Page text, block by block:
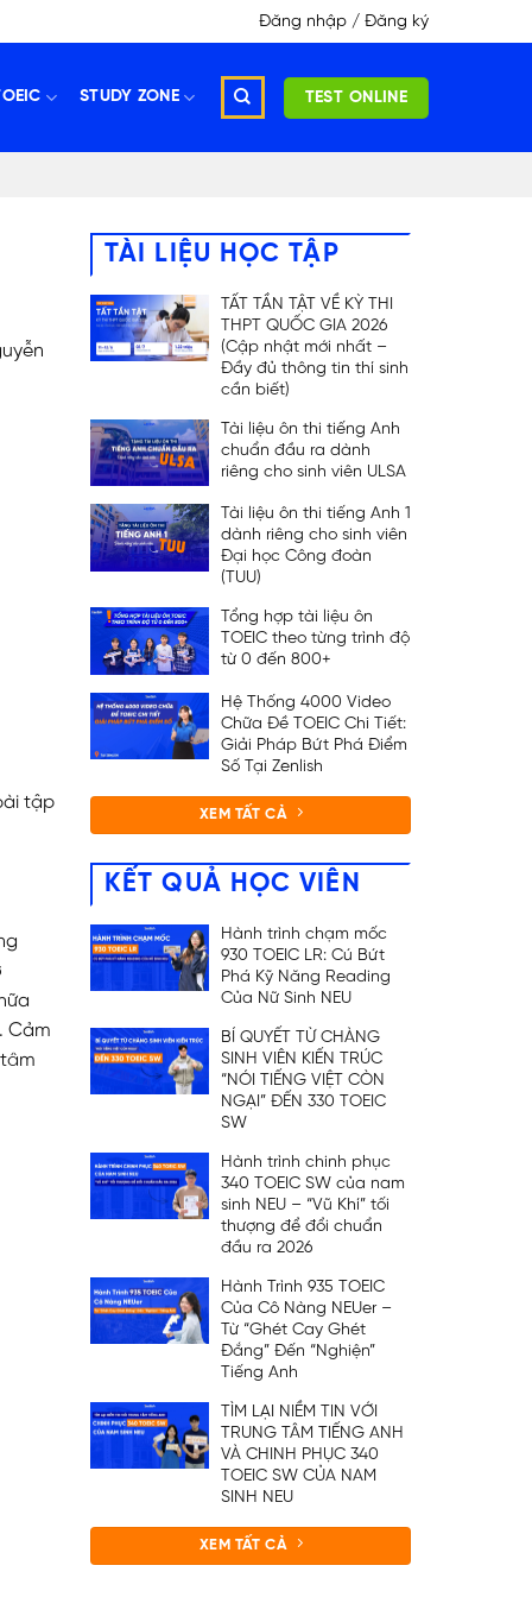
Đăng nhập / Đăng ký
STUDY ZONE TEST ONLINE
tập
Cảm
TÀI LIỆU HỌC TẬP
TẤT TẦN TẬT VỀ KỲ THI
THPT QUỐC GIA 2026
(Cập nhật mới nhất –
Đầy đủ thông tin thí sinh
cần biết)
Tài liệu ôn thi tiếng Anh
chuẩn đầu ra dành
riêng cho sinh viên ULSA
Tài liệu ôn thi tiếng Anh 1
dành riêng cho sinh viên
Đại học Công đoàn
(TUU)
Tổng hợp tài liệu ôn
TOEIC theo từng trình độ
từ 0 đến 800+
Hệ Thống 4000 Video
Chữa Đề TOEIC Chi Tiết:
Giải Pháp Bứt Phá Điểm
Số Tại Zenlish
XEM TẤT CẢ
KẾT QUẢ HỌC VIÊN
Hành trình chạm mốc
930 TOEIC LR: Cú Bứt
Phá Kỹ Năng Reading
Của Nữ Sinh NEU
BÍ QUYẾT TỪ CHÀNG
SINH VIÊN KIẾN TRÚC
“NÓI TIẾNG VIỆT CÒN
NGẠI” ĐẾN 330 TOEIC
SW
Hành trình chinh phục
340 TOEIC SW của nam
sinh NEU – “Vũ Khí” tối
thượng để đổi chuẩn
đầu ra 2026
Hành Trình 935 TOEIC
Của Cô Nàng NEUer –
Từ “Ghét Cay Ghét
Đắng” Đến “Nghiện”
Tiếng Anh
TÌM LẠI NIỀM TIN VỚI
TRUNG TÂM TIẾNG ANH
VÀ CHINH PHỤC 340
TOEIC SW CỦA NAM
SINH NEU
XEM TẤT CẢ